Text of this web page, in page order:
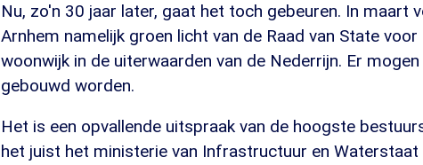
Nu, zo'n 30 jaar later, gaat het toch gebeuren. In maart
Arnhem namelijk groen licht van de Raad van State
woonwijk in de uiterwaarden van de Nederrijn. Er
gebouwd worden.
Het is een opvallende uitspraak van de hoogste
het juist het ministerie van Infrastructuur en